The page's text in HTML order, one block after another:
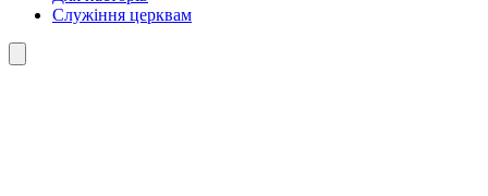
Служіння церквам